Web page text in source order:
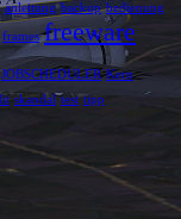
anleitung backup bedienung
frames freeware
JOBSCHEDULER Kern
skandal test tipp